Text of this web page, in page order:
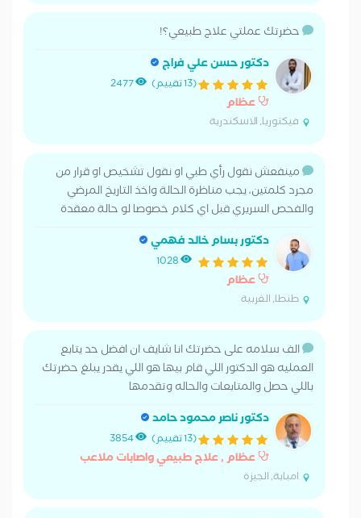
حضرتك عملتي علاج طبيعي؟!
دكتور حسن علي فراج
(13 تقييم) 2477
عظام
فيكتوريا, الاسكندرية
مينفعش نقول رأي طبي او نقول تشخيص او قرار من
مجرد كلمتين، يجب مناظرة الحالة واخذ التاريخ المرضي
والفحص السريري قبل اي كلام خصوصا لو حالة معقدة
دكتور بسام خالد فهمي
1028
عظام
طنطا, الغربية
الف سلامه على حضرتك انا شايف ان افضل حد يتابع
العمليه هو الدكتور اللي قام بيها هو اللي يقدر يبلغ حضرتك
باللي حصل والمتابعات والحاله وتقدمها
دكتور ناصر محمود حامد
(13 تقييم) 3854
عظام , علاج طبيعي واصابات ملاعب
امبابة, الجيزة